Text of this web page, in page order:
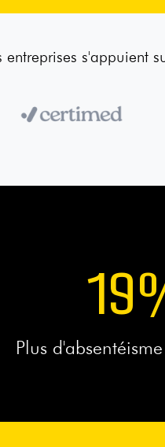
entreprises s'appuient
19
Plus